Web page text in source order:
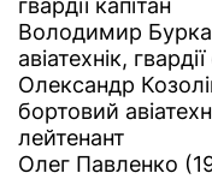
гвардії капітан
Володимир
авіатехнік,
Олександр
бортовий
лейтенант
Олег Павленко